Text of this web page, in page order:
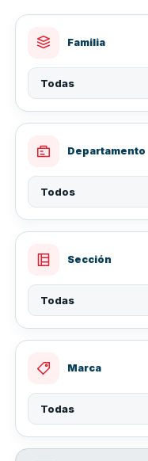
Familia
Departamento
Sección
Marca